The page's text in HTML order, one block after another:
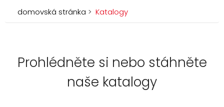
domovská stránka > Katalogy
Prohlédněte si nebo stáhněte
naše katalogy